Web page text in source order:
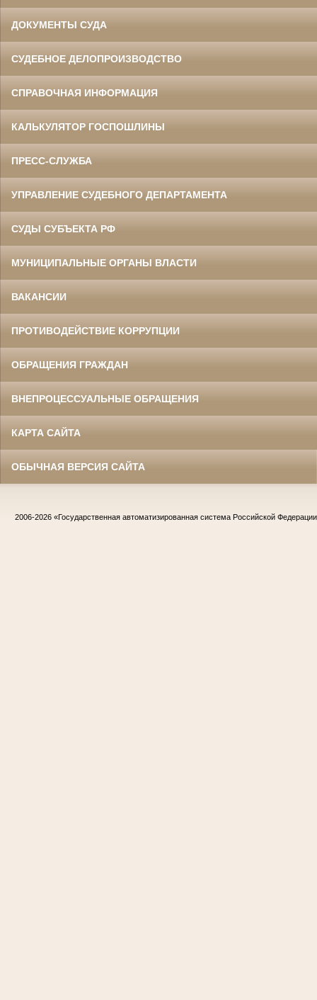
ДОКУМЕНТЫ СУДА
СУДЕБНОЕ ДЕЛОПРОИЗВОДСТВО
СПРАВОЧНАЯ ИНФОРМАЦИЯ
КАЛЬКУЛЯТОР ГОСПОШЛИНЫ
ПРЕСС-СЛУЖБА
УПРАВЛЕНИЕ СУДЕБНОГО ДЕПАРТАМЕНТА
СУДЫ СУБЪЕКТА РФ
МУНИЦИПАЛЬНЫЕ ОРГАНЫ ВЛАСТИ
ВАКАНСИИ
ПРОТИВОДЕЙСТВИЕ КОРРУПЦИИ
ОБРАЩЕНИЯ ГРАЖДАН
ВНЕПРОЦЕССУАЛЬНЫЕ ОБРАЩЕНИЯ
КАРТА САЙТА
ОБЫЧНАЯ ВЕРСИЯ САЙТА
2006-2026 «Государственная автоматизированная система Российской